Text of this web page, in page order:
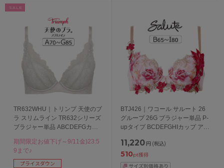
SALE
TR632WHU｜トリンプ 天使のブ
ラ スリムライン TR632シリーズ
ブラジャー単品 ABCDEFGカッ
65/70/75/80/85/90/95cm
期間限定お値下げ～9/11金)23:5
9まで♪
プライスダウン
BTJ426｜ワコール サルート 26
グループ 26G ブラジャー単品 P-
upタイプ BCDEFGHIカップ アン
11,220 円 (税込)
510pt獲得